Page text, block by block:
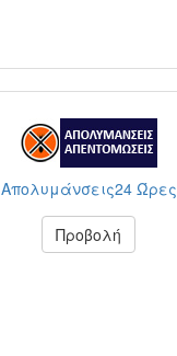
Απολυμάνσεις24 Ώρες
Προβολή